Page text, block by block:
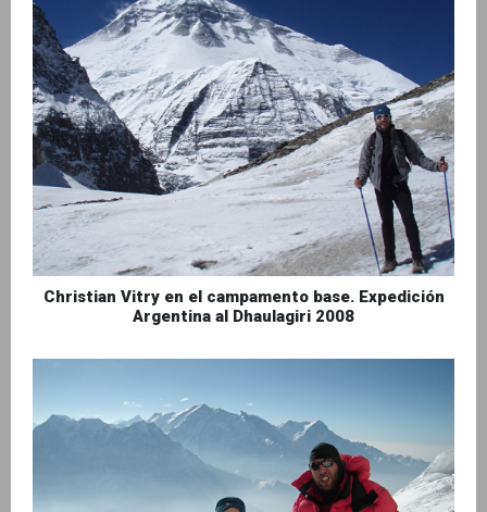
Christian Vitry en el campamento base. Expedición
Argentina al Dhaulagiri 2008